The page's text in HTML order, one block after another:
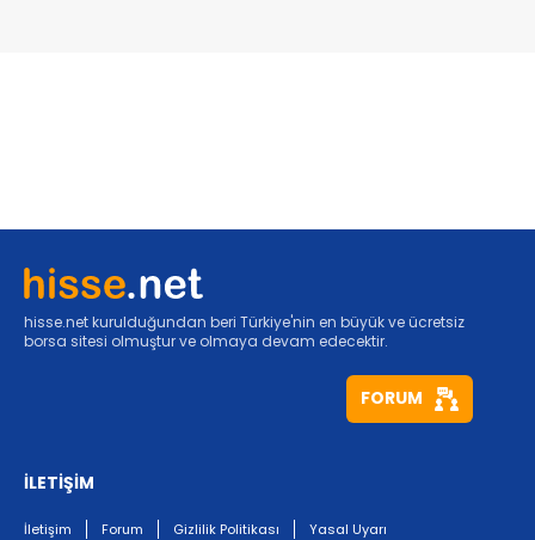
hisse.net kurulduğundan beri Türkiye'nin en büyük ve ücretsiz
borsa sitesi olmuştur ve olmaya devam edecektir.
FORUM
İLETİŞİM
İletişim Forum Gizlilik Politikası Yasal Uyarı